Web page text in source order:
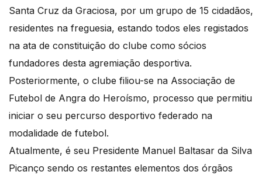
Santa Cruz da Graciosa, por um grupo de 15 cidadãos,
residentes na freguesia, estando todos eles registados
na ata de constituição do clube como sócios
fundadores desta agremiação desportiva.
Posteriormente, o clube filiou-se na Associação de
Futebol de Angra do Heroísmo, processo que permitiu
iniciar o seu percurso desportivo federado na
modalidade de futebol.
Atualmente, é seu Presidente Manuel Baltasar da Silva
Picanço sendo os restantes elementos dos órgãos